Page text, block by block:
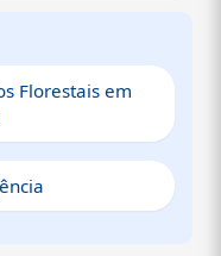
Florestais em